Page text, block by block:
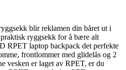
blir reklamen din båret ut i
ryggsekk for å bære alt
RPET laptop backpack det perfekte
frontlommer med glidelås og 2
vesken er laget av RPET, er du